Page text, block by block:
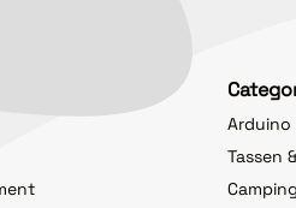
Arduino
Tassen